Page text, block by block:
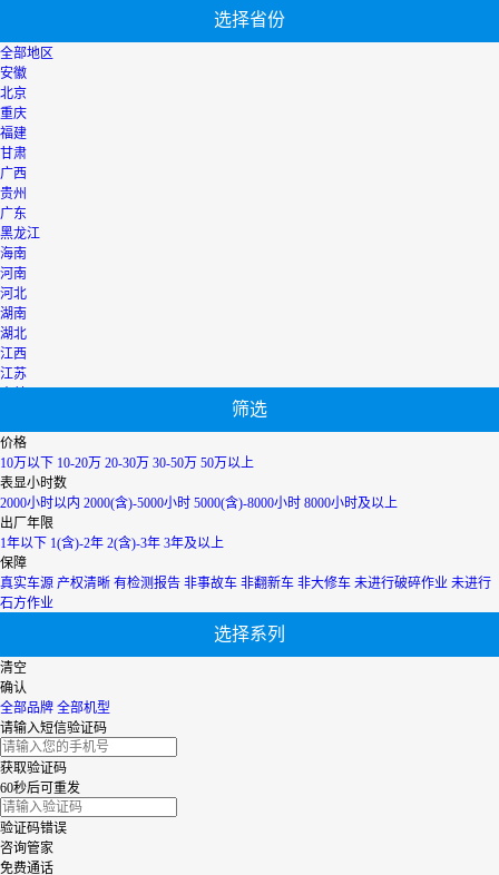
选择省份
全部地区
安徽
北京
重庆
福建
甘肃
广西
贵州
广东
黑龙江
海南
河南
河北
湖南
湖北
江西
江苏
宁夏
内蒙古
青海
上海
陕西
山西
山东
四川
天津
台湾
新疆
香港
云南
浙江
筛选
价格
10万以下 10-20万 20-30万 30-50万 50万以上
表显小时数
2000小时以内 2000(含)-5000小时 5000(含)-8000小时 8000小时及以上
出厂年限
1年以下 1(含)-2年 2(含)-3年 3年及以上
保障
真实车源 产权清晰 有检测报告 非事故车 非翻新车 非大修车 未进行破碎作业 未进行
石方作业
选择系列
清空
确认
全部品牌 全部机型
请输入短信验证码
获取验证码
60秒后可重发
验证码错误
咨询管家
免费通话